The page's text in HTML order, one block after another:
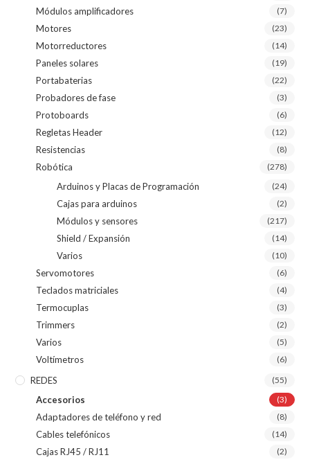
Módulos amplificadores (7)
Motores (23)
Motorreductores (14)
Paneles solares (19)
Portabaterias (22)
Probadores de fase (3)
Protoboards (6)
Regletas Header (12)
Resistencias (8)
Robótica (278)
Arduinos y Placas de Programación (24)
Cajas para arduinos (2)
Módulos y sensores (217)
Shield / Expansión (14)
Varios (10)
Servomotores (6)
Teclados matriciales (4)
Termocuplas (3)
Trimmers (2)
Varios (5)
Voltímetros (6)
REDES (55)
Accesorios (3)
Adaptadores de teléfono y red (8)
Cables telefónicos (14)
Cajas RJ45 / RJ11 (2)